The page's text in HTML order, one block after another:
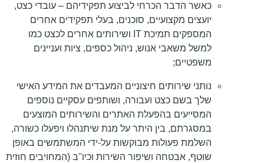
כאשר הדבר הכרחי לביצוע תפקידיהם – עובדי כצט,
יועצים מקצועיים, סוכנים, בעלי תפקידים אחרים
המספקים תמיכת IT ושירותים אחרים לכצט כמו
למשל משאבי אנוש, ניהול כספים, ציות ועניינים
משפטיים;
נותני שירותים חיצוניים המעבדים את המידע האישי
שלך בשם כצט ועבורה, ושותפים עסקיים נוספים
המסייעים בהפעלת האתרים והשירותים המוצעים
במסגרתם, בין היתר על מנת שיתנהלו ויפעלו כשורה,
השלמת פעולות מבוקשות על-ידי המשתמשים באופן
שוטף, אבטחה ושיפור השירות וכיו"ב (המחויבים חוזית